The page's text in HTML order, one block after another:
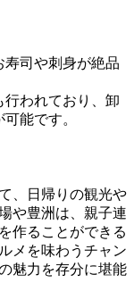
司や刺身が絶品
行われており、卸
能です。
、日帰りの観光や
や豊洲は、親子連
作ることができる
メを味わうチャン
魅力を存分に堪能